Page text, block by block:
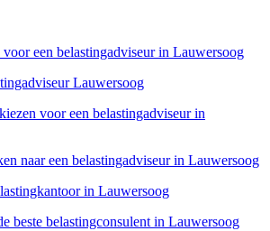
voor een belastingadviseur in Lauwersoog
Lauwersoog
voor een belastingadviseur in
naar een belastingadviseur in Lauwersoog
in Lauwersoog
beste belastingconsulent in Lauwersoog